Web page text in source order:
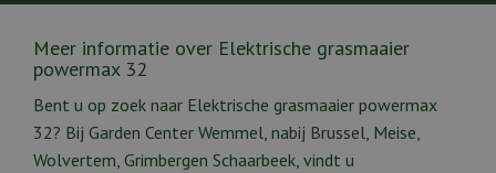
Meer informatie over Elektrische grasmaaier
powermax 32
Bent u op zoek naar Elektrische grasmaaier powermax
32? Bij Garden Center Wemmel, nabij Brussel, Meise,
Wolvertem, Grimbergen Schaarbeek, vindt u